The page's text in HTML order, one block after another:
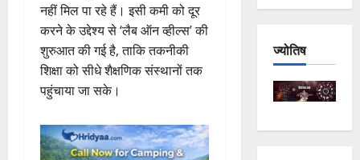
नहीं मिल पा रहे हैं। इसी कमी को दूर
करने के उद्देश्य से ‘लैब ऑन व्हील्स’ की
शुरुआत की गई है, ताकि तकनीकी
शिक्षा को सीधे शैक्षणिक संस्थानों तक
पहुंचाया जा सके।
ज्योतिष